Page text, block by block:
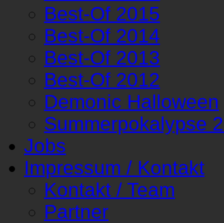
Best-Of 2015
Best-Of 2014
Best-Of 2013
Best-Of 2012
Demonic Halloween
Summerpokalypse
Jobs
Impressum / Kontakt
Kontakt / Team
Partner